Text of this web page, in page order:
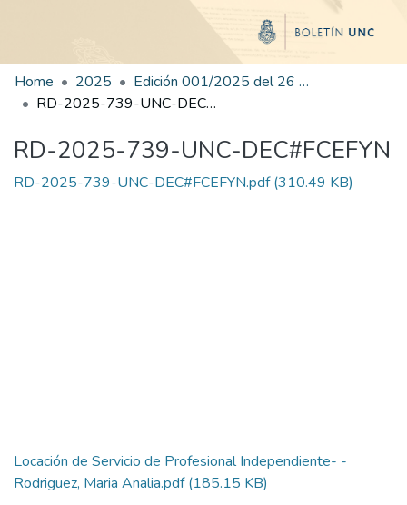
Home 2025
Edición 001/2025 del 26 de mayo de 2025
RD-2025-739-UNC-DEC#FCEFYN
RD-2025-739-UNC-DEC#FCEFYN
RD-2025-739-UNC-DEC#FCEFYN.pdf(310.49 KB)
Locación de Servicio de Profesional Independiente- -
Rodriguez, Maria Analia.pdf(185.15 KB)